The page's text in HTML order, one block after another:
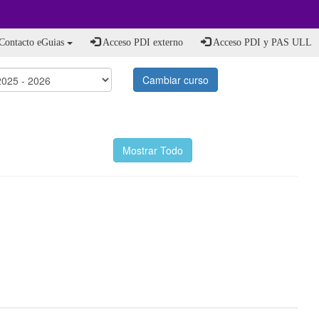
eGuias Acceso PDI externo Acceso PDI y PAS ULL
Cambiar curso
Mostrar Todo